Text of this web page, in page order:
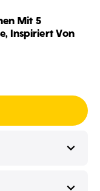
Mit 5
Inspiriert Von